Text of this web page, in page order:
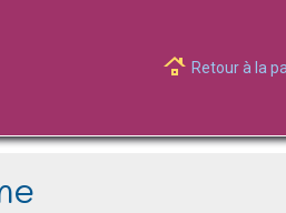
Retour à la